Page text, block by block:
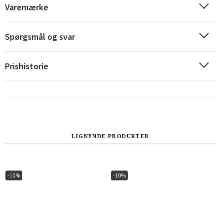
Danmark
Varemærke
Spørgsmål og svar
Prishistorie
LIGNENDE PRODUKTER
-10% -10%